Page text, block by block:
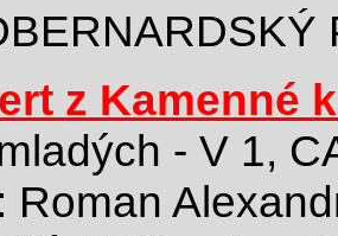
z Kamenné
- V 1,
Roman